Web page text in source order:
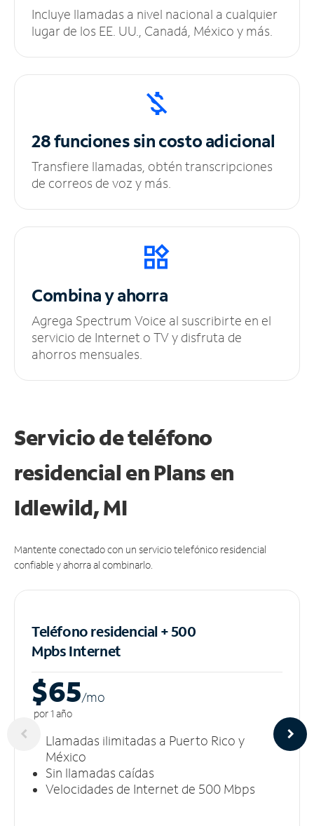
Incluye llamadas a nivel nacional a cualquier
lugar de los EE. UU., Canadá, México y más.
28 funciones sincosto adicional
Transfiere llamadas, obtén transcripciones
de correos de voz y más.
Combina y ahorra
Agrega Spectrum Voice al suscribirte en el
servicio de Internet o TV y disfruta de
ahorros mensuales.
Servicio de teléfono
residencial en Plans en
Idlewild, MI
Mantente conectado con un servicio telefónico residencial
confiable y ahorra al combinarlo.
Teléfono residencial + 500
MpbsInternet
$65/mo
por 1 año
Llamadas ilimitadas a Puerto Rico y
México
Sin llamadas caídas
Velocidades de Internet de 500 Mbps